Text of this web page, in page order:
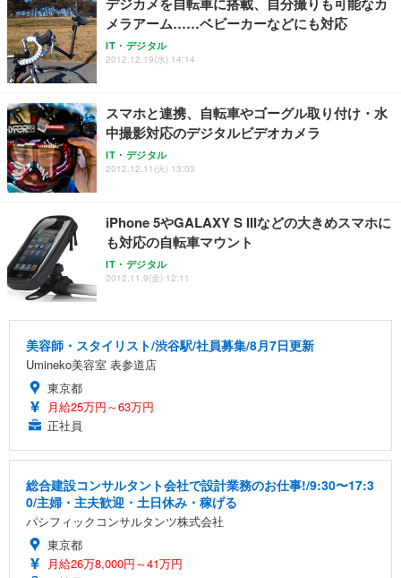
ョン PCチェア 通気性メッシュ ゲーミング/勉強/事
務用 おしゃれ パソコンチェア (ホワイト)
￥7,680
ANDWINT オフィスチェア デスクチェア 肘なし メ
ト 幅52×奥行58.5×高さ84～96cm テレワーク 在宅
勤務 ブラック
￥4,139
￥15,800
【MiniLED/24.5inch/280Hz/FHD】GRAPHT THE S
像低減 (3年保証 | 輝点保証 | 日本メーカー)
￥34,980
￥3,670
アイリスオーヤマ ペットシーツ 超厚型 お徳用 レギ
￥3,731
メラアーム……ベビーカーなどにも対応
IT・デジタル
2012.12.19(水) 14:14
スマホと連携、自転車やゴーグル取り付け・水
中撮影対応のデジタルビデオカメラ
IT・デジタル
2012.12.11(火) 13:03
iPhone 5やGALAXY S IIIなどの大きめスマホに
も対応の自転車マウント
IT・デジタル
2012.11.9(金) 12:11
美容師・スタイリスト/渋谷駅/社員募集/8月7日更新
Umineko美容室 表参道店
東京都
月給25万円～63万円
正社員
総合建設コンサルタント会社で設計業務のお仕事!/9:30〜17:3
0/主婦・主夫歓迎・土日休み・稼げる
パシフィックコンサルタンツ株式会社
東京都
月給26万8,000円～41万円